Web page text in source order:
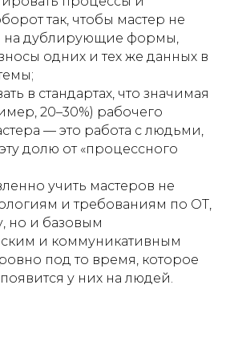
так, чтобы мастер не
на дублирующие формы,
одних и тех же данных в
в стандартах, что значимая
20–30%) рабочего
— это работа с людьми,
долю от «процессного
учить мастеров не
и требованиям по ОТ,
но и базовым
и коммуникативным
под то время, которое
у них на людей.